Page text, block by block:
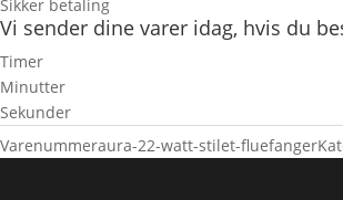
Sikker betaling
Vi sender dine varer idag, hvis du
Timer
Minutter
Sekunder
Varenummeraura-22-watt-stilet-fluefanger